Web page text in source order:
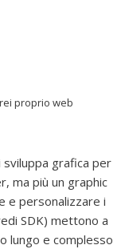
proprio web
sviluppa grafica per
ma più un graphic
e personalizzare i
SDK) mettono a
lungo e complesso